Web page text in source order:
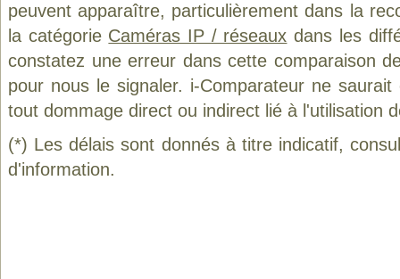
peuvent apparaître, particulièrement dans la
la catégorie Caméras IP / réseaux dans les
constatez une erreur dans cette comparaison
pour nous le signaler. i-Comparateur ne
tout dommage direct ou indirect lié à l'utilisation
(*) Les délais sont donnés à titre indicatif,
d'information.